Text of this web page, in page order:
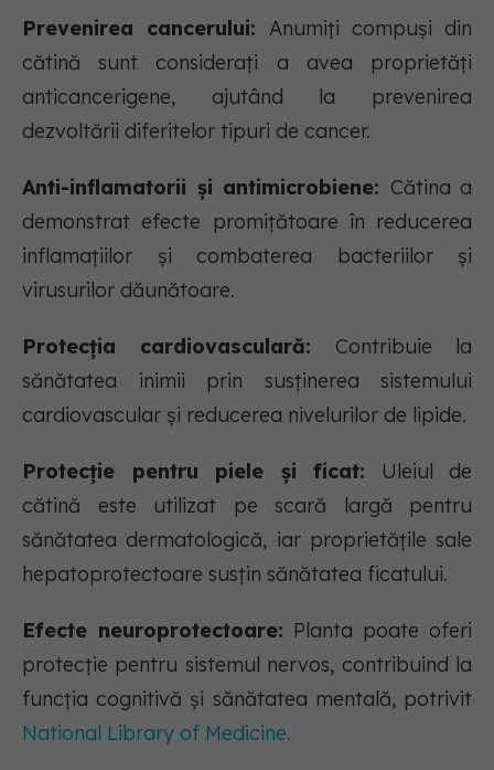
Prevenirea cancerului: Anumiți compuși din
cătină sunt considerați a avea proprietăți
anticancerigene, ajutând la prevenirea
dezvoltării diferitelor tipuri de cancer.
Anti-inflamatorii și antimicrobiene: Cătina a
demonstrat efecte promițătoare în reducerea
inflamațiilor și combaterea bacteriilor și
virusurilor dăunătoare.
Protecția cardiovasculară: Contribuie la
sănătatea inimii prin susținerea sistemului
cardiovascular și reducerea nivelurilor de lipide.
Protecție pentru piele și ficat: Uleiul de
cătină este utilizat pe scară largă pentru
sănătatea dermatologică, iar proprietățile sale
hepatoprotectoare susțin sănătatea ficatului.
Efecte neuroprotectoare: Planta poate oferi
protecție pentru sistemul nervos, contribuind la
funcția cognitivă și sănătatea mentală, potrivit
National Library of Medicine.